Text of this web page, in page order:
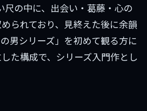
尺の中に、出会い・葛藤・心の
られており、見終えた後に余韻
男シリーズ」を初めて観る方に
た構成で、シリーズ入門作とし